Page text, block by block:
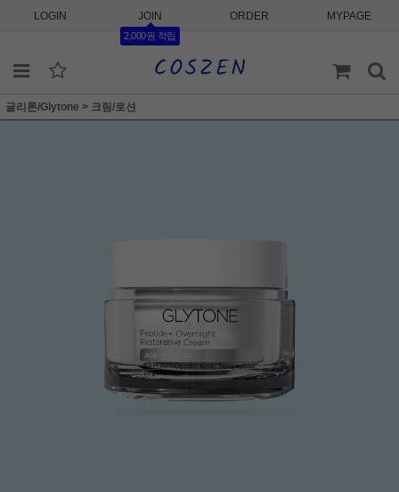
LOGIN JOIN
2,000원 적립
ORDER MYPAGE
글리톤/Glytone > 크림/로션